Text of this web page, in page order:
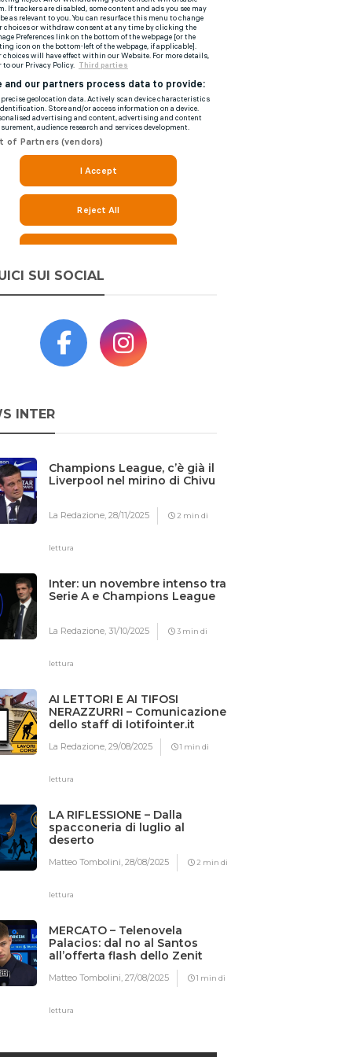
SUI SOCIAL
INTER
Champions League, c’è già il
Liverpool nel mirino di Chivu
La Redazione,28/11/2025 2 min di
lettura
Inter: un novembre intenso tra
Serie A e Champions League
La Redazione,31/10/2025 3 min di
lettura
AI LETTORI E AI TIFOSI
NERAZZURRI – Comunicazione
dello staff di Iotifointer.it
La Redazione,29/08/2025 1 min di
lettura
LA RIFLESSIONE – Dalla
spacconeria di luglio al
deserto
Matteo Tombolini,28/08/2025 2 min di
lettura
MERCATO – Telenovela
Palacios: dal no al Santos
all’offerta flash dello Zenit
Matteo Tombolini,27/08/2025 1 min di
lettura